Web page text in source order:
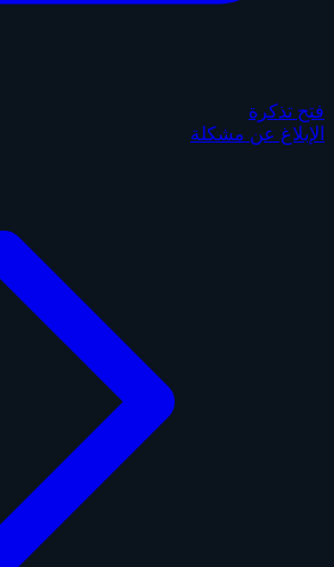
فتح تذكرة
الإبلاغ عن مشكلة